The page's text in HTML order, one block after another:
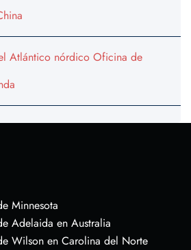
Atlántico nórdico Oficina de
Minnesota
Adelaida en Australia
Wilson en Carolina del Norte